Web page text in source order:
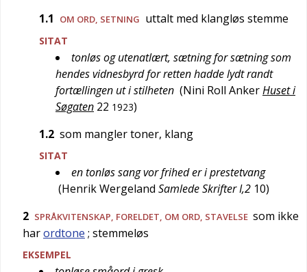
1.1
OM ORD, SETNING uttalt med klangløs stemme
SITAT
tonløs og utenatlært, sætning for sætning som
hendes vidnesbyrd for retten hadde lydt randt
fortællingen ut i stilheten (Nini Roll AnkerHuset i
Søgaten 22 1923)
1.2 som mangler toner, klang
SITAT
en tonløs sang vor frihed er i prestetvang
(Henrik Wergeland Samlede Skrifter I,2 10)
2 SPRÅKVITENSKAP, FORELDET, OM ORD, STAVELSE som ikke
harordtone ; stemmeløs
EKSEMPEL